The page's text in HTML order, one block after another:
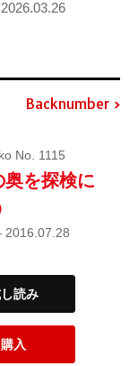
Backnumber
No. 1115
奥を探検に
読み
購入